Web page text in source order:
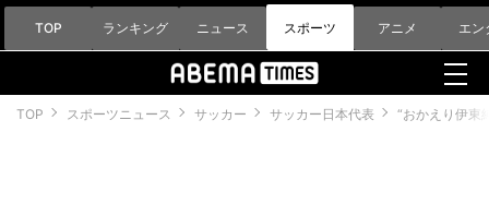
TOP ランキング ニュース スポーツ アニメ エン
TOP スポーツニュース サッカー サッカー日本代表 “おかえり伊東